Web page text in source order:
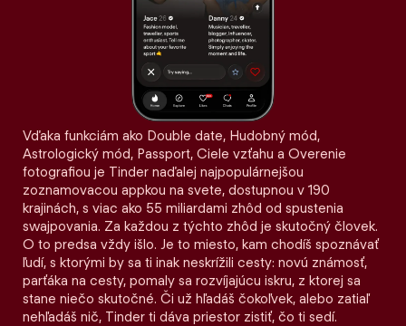
Vďaka funkciám ako Double date, Hudobný mód,
Astrologický mód, Passport, Ciele vzťahu a Overenie
fotografiou je Tinder naďalej najpopulárnejšou
zoznamovacou appkou na svete, dostupnou v 190
krajinách, s viac ako 55 miliardami zhôd od spustenia
swajpovania. Za každou z týchto zhôd je skutočný človek.
O to predsa vždy išlo. Je to miesto, kam chodíš spoznávať
ľudí, s ktorými by sa ti inak neskrížili cesty: novú známosť,
parťáka na cesty, pomaly sa rozvíjajúcu iskru, z ktorej sa
stane niečo skutočné. Či už hľadáš čokoľvek, alebo zatiaľ
nehľadáš nič, Tinder ti dáva priestor zistiť, čo ti sedí.